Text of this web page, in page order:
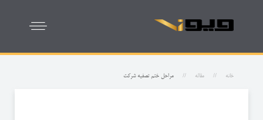
خانه مقاله مراحل ختم تصفیه شرکت